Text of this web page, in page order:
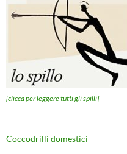
[clicca per leggere tutti gli spilli]
Coccodrilli domestici